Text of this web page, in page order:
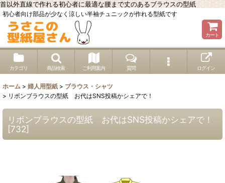
首以外直線で作れる初心者に最適な腰まで丈のあるブラウスの型紙
初心者向け部品が少なく涼しい半袖チュニックが作れる型紙です
カート
カテゴリ 商品検索 ご利用案内 質問 ログイン
ホーム > 婦人用型紙 > ブラウス・シャツ
> リボンブラウスの型紙 お代はSNS投稿かシェアで！
リボンブラウスの型紙 お代はSNS投稿かシェアで！
[732]